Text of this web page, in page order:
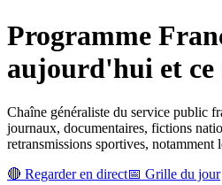
Programme
aujourd'hui et ce
Chaîne généraliste du service public
journaux, documentaires, fictions
retransmissions sportives, notamment
🔴 Regarder en direct📅 Grille du jour